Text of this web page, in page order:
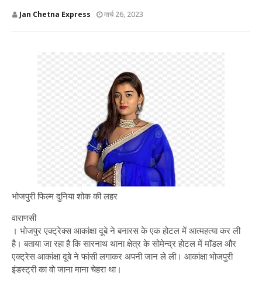
Jan Chetna Express मार्च 26, 2023
भोजपुरी फिल्म दुनिया शोक की लहर
वाराणसी
। भोजपुर एक्ट्रेक्स आकांक्षा दूबे ने बनारस के एक होटल में आत्महत्या कर ली
है। बताया जा रहा है कि सारनाथ थाना क्षेत्र के सोमेन्द्र होटल में माॅडल और
एक्ट्रेस आकांक्षा दूबे ने फांसी लगाकर अपनी जान ले ली। आकांक्षा भोजपुरी
इंडस्ट्री का वो जाना माना चेहरा था।